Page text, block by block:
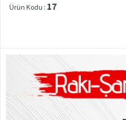
Ürün Kodu : 17